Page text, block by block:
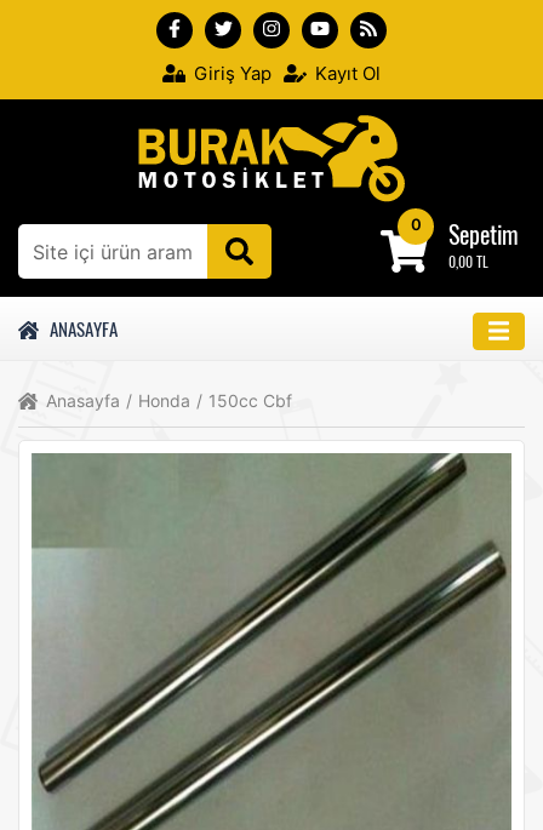
Giriş Yap Kayıt Ol
0 Sepetim
0,00 TL
ANASAYFA
Anasayfa / Honda / 150cc Cbf